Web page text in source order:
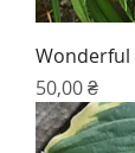
Wonderful
Цена
50,00 ₴